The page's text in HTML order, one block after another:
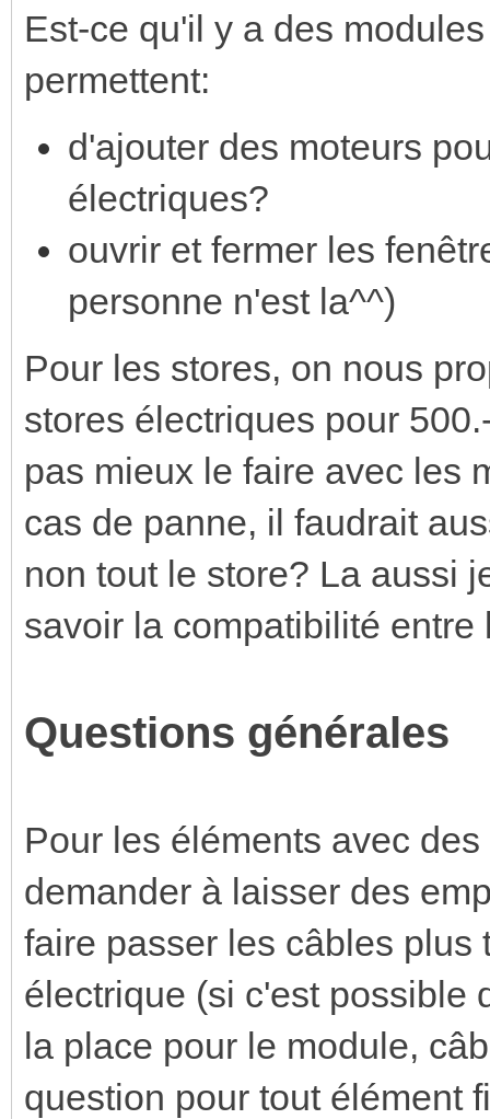
Est-ce qu'il y a des
permettent:
d'ajouter des moteurs
électriques?
ouvrir et fermer les
personne n'est la^^)
Pour les stores, on nous
stores électriques pour
pas mieux le faire avec les
cas de panne, il faudrait
non tout le store? La aussi
savoir la compatibilité entre
Questions générales
Pour les éléments avec
demander à laisser des
faire passer les câbles plus
électrique (si c'est possible
la place pour le module,
question pour tout élément